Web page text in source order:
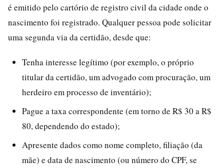
é emitido pelo cartório de registro civil da cidade onde o
nascimento foi registrado. Qualquer pessoa pode solicitar
uma segunda via da certidão, desde que:
Tenha interesse legítimo (por exemplo, o próprio
titular da certidão, um advogado com procuração, um
herdeiro em processo de inventário);
Pague a taxa correspondente (em torno de R$ 30 a R$
80, dependendo do estado);
Apresente dados como nome completo, filiação (da
mãe) e data de nascimento (ou número do CPF, se